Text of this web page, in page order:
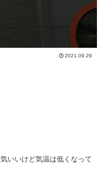
2021.09.29
いいけど気温は低くなって